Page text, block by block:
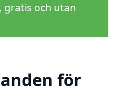
gratis och utan
för